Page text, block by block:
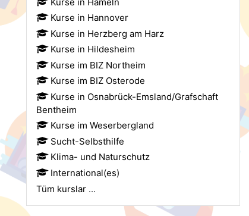
Kurse in Hannover
Kurse in Herzberg am Harz
Kurse in Hildesheim
Kurse im BIZ Northeim
Kurse im BIZ Osterode
Kurse in Osnabrück-Emsland/Grafschaft
Bentheim
Kurse im Weserbergland
Sucht-Selbsthilfe
Klima- und Naturschutz
International(es)
Tüm kurslar ...